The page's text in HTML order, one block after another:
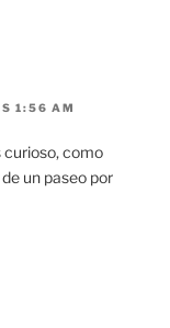
1:56 AM
curioso, como
un paseo por